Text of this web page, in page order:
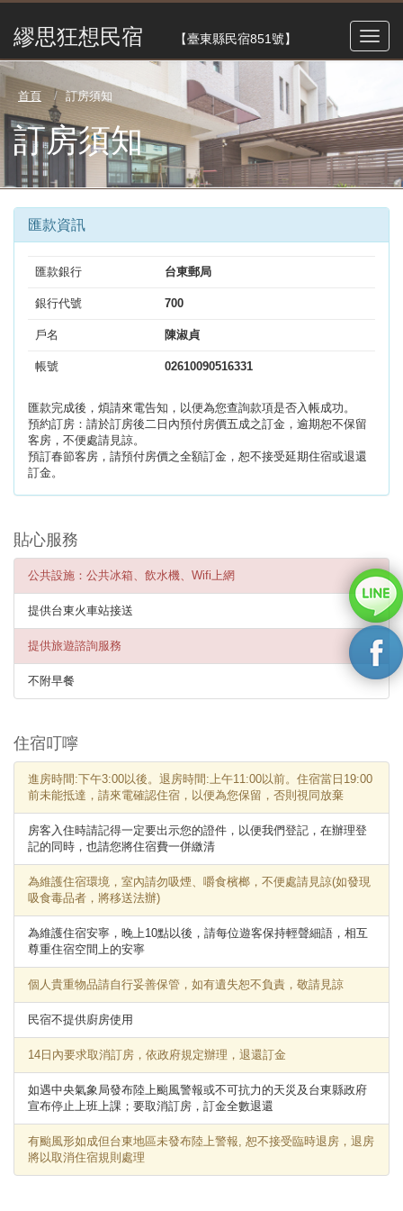
繆思狂想民宿 【臺東縣民宿851號】
首頁 訂房須知
訂房須知
匯款資訊
匯款銀行 台東郵局
銀行代號 700
戶名 陳淑貞
帳號 02610090516331
匯款完成後，煩請來電告知，以便為您查詢款項是否入帳成功。
預約訂房：請於訂房後二日內預付房價五成之訂金，逾期恕不保留
客房，不便處請見諒。
預訂春節客房，請預付房價之全額訂金，恕不接受延期住宿或退還
訂金。
貼心服務
公共設施：公共冰箱、飲水機、Wifi上網
提供台東火車站接送
提供旅遊諮詢服務
不附早餐
住宿叮嚀
進房時間:下午3:00以後。退房時間:上午11:00以前。住宿當日19:00
前未能抵達，請來電確認住宿，以便為您保留，否則視同放棄
房客入住時請記得一定要出示您的證件，以便我們登記，在辦理登
記的同時，也請您將住宿費一併繳清
為維護住宿環境，室內請勿吸煙、嚼食檳榔，不便處請見諒(如發現
吸食毒品者，將移送法辦)
為維護住宿安寧，晚上10點以後，請每位遊客保持輕聲細語，相互
尊重住宿空間上的安寧
個人貴重物品請自行妥善保管，如有遺失恕不負責，敬請見諒
民宿不提供廚房使用
14日內要求取消訂房，依政府規定辦理，退還訂金
如遇中央氣象局發布陸上颱風警報或不可抗力的天災及台東縣政府
宣布停止上班上課；要取消訂房，訂金全數退還
有颱風形如成但台東地區未發布陸上警報, 恕不接受臨時退房，退房
將以取消住宿規則處理